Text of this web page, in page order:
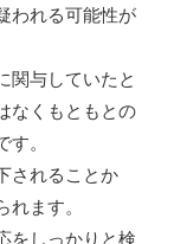
われる可能性が
関与していたと
なくもともとの
。
されることか
ます。
をしっかりと検